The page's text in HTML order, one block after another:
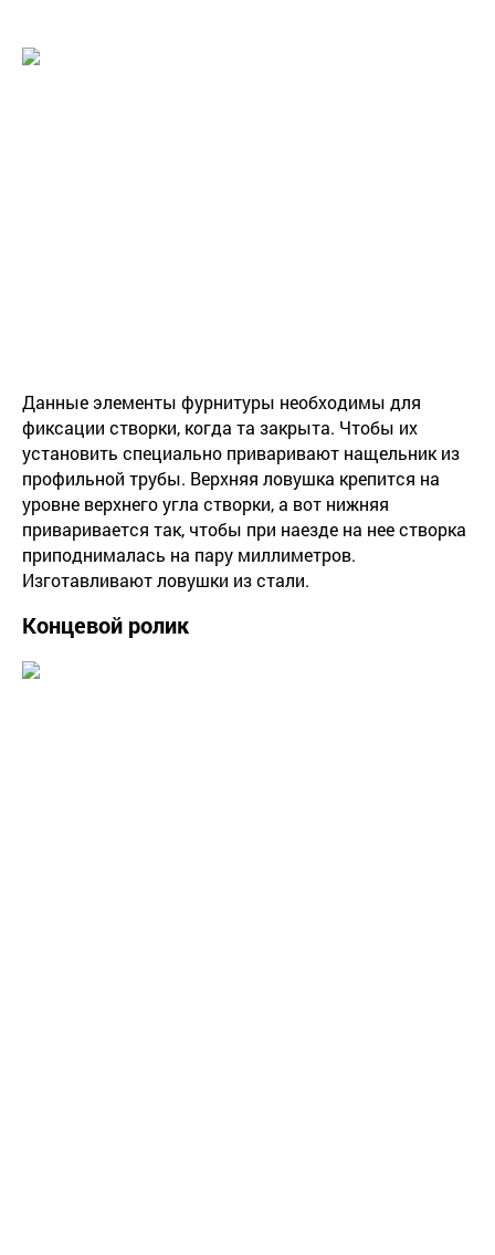
Данные элементы фурнитуры необходимы для
фиксации створки, когда та закрыта. Чтобы их
установить специально приваривают нащельник из
профильной трубы. Верхняя ловушка крепится на
уровне верхнего угла створки, а вот нижняя
приваривается так, чтобы при наезде на нее створка
приподнималась на пару миллиметров.
Изготавливают ловушки из стали.
Концевой ролик